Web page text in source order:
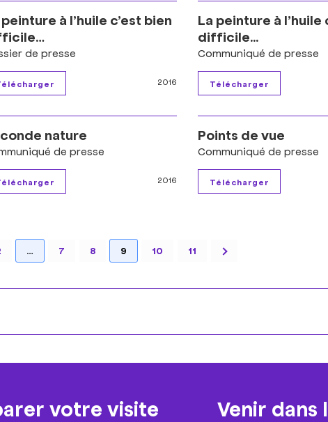
à l’huile c’est bien
de presse
2016
La peinture à l’huile
difficile...
Communiqué de presse
nature
de presse
2016
Points de vue
Communiqué de presse
… 7 8 9 10 11
votre visite Venir dans